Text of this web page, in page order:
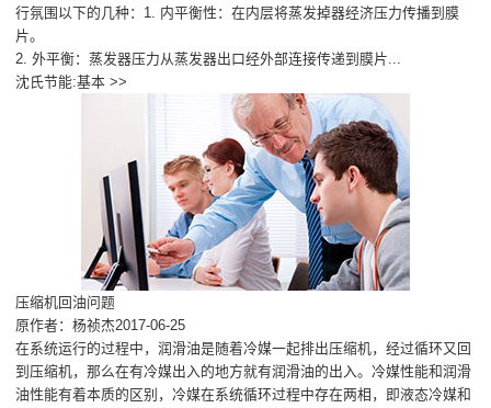
行氛围以下的几种：1. 内平衡性：在内层将蒸发掉器经济压力传播到膜
片。
2. 外平衡：蒸发器压力从蒸发器出口经外部连接传递到膜片...
沈氏节能:基本 >>
压缩机回油问题
原作者：杨祯杰2017-06-25
在系统运行的过程中，润滑油是随着冷媒一起排出压缩机，经过循环又回
到压缩机，那么在有冷媒出入的地方就有润滑油的出入。冷媒性能和润滑
油性能有着本质的区别，冷媒在系统循环过程中存在两相，即液态冷媒和